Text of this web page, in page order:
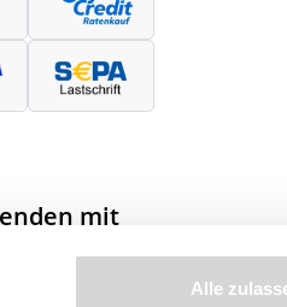
Alle
mit